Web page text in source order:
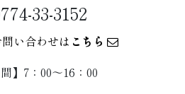
33-3152
い合わせは こちら
】7：00〜16：00